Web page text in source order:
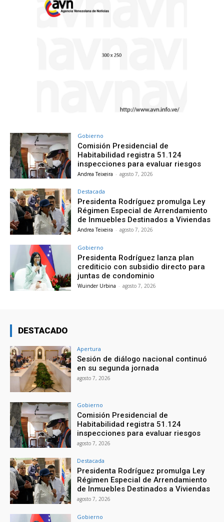
Gobierno
Comisión Presidencial de
Habitabilidad registra 51.124
inspecciones para evaluar riesgos
Andrea Teixeira - agosto 7, 2026
Destacada
Presidenta Rodríguez promulga Ley
Régimen Especial de Arrendamiento
de Inmuebles Destinados a Viviendas
Andrea Teixeira - agosto 7, 2026
Gobierno
Presidenta Rodríguez lanza plan
crediticio con subsidio directo para
juntas de condominio
Wuinder Urbina - agosto 7, 2026
DESTACADO
Apertura
Sesión de diálogo nacional continuó
en su segunda jornada
agosto 7, 2026
Gobierno
Comisión Presidencial de
Habitabilidad registra 51.124
inspecciones para evaluar riesgos
agosto 7, 2026
Destacada
Presidenta Rodríguez promulga Ley
Régimen Especial de Arrendamiento
de Inmuebles Destinados a Viviendas
agosto 7, 2026
Gobierno